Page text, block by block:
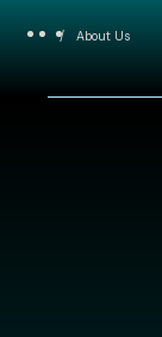
/ About Us